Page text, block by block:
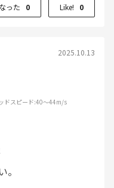
った 0 Like! 0
2025.10.13
ドスピード:40～44m/s